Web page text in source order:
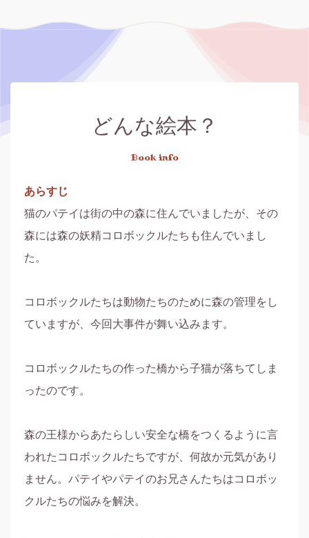
どんな絵本？
Book info
あらすじ
猫のパテイは街の中の森に住んでいましたが、その
森には森の妖精コロボックルたちも住んでいまし
た。
コロボックルたちは動物たちのために森の管理をし
ていますが、今回大事件が舞い込みます。
コロボックルたちの作った橋から子猫が落ちてしま
ったのです。
森の王様からあたらしい安全な橋をつくるように言
われたコロボックルたちですが、何故か元気があり
ません。パテイやパテイのお兄さんたちはコロボッ
クルたちの悩みを解決。